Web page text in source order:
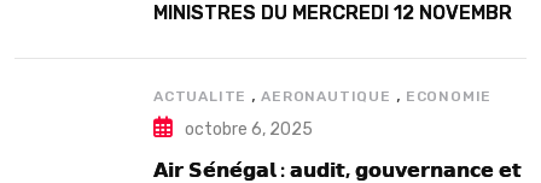
MINISTRES DU MERCREDI 12 NOVEMBRE
ACTUALITE ,AERONAUTIQUE , ECONOMIE
octobre 6, 2025
𝗔𝗶𝗿 𝗦𝗲́𝗻𝗲́𝗴𝗮𝗹 : 𝗮𝘂𝗱𝗶𝘁, 𝗴𝗼𝘂𝘃𝗲𝗿𝗻𝗮𝗻𝗰𝗲 𝗲𝘁